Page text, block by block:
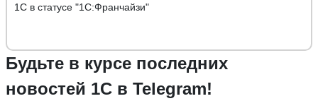
1С в статусе "1С:Франчайзи"
Будьте в курсе последних
новостей 1С в Telegram!